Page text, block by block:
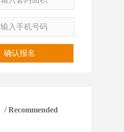
确认报名
/ Recommended